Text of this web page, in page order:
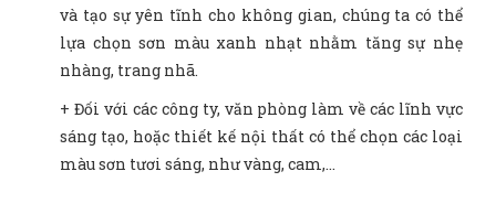
và tạo sự yên tĩnh cho không gian, chúng ta có thể
lựa chọn sơn màu xanh nhạt nhằm tăng sự nhẹ
nhàng, trang nhã.
+ Đối với các công ty, văn phòng làm về các lĩnh vực
sáng tạo, hoặc thiết kế nội thất có thể chọn các loại
màu sơn tươi sáng, như vàng, cam,…